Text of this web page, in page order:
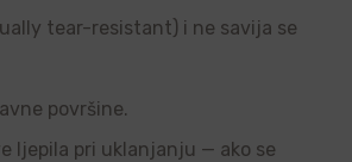
tear-resistant) i ne savija se
površine.
ljepila pri uklanjanju — ako se